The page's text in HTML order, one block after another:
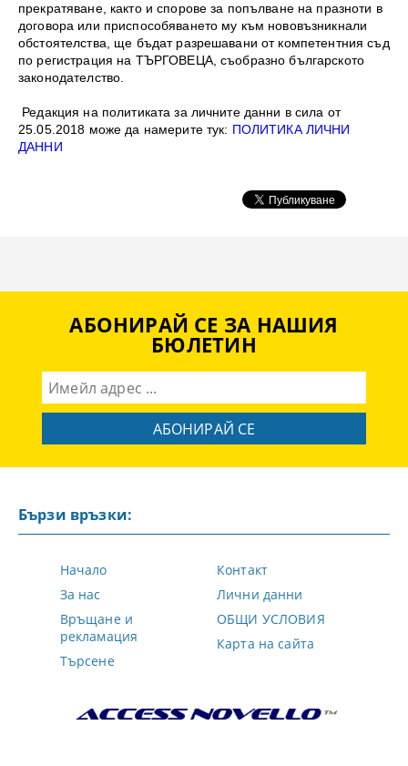
прекратяване, както и спорове за попълване на празноти в
договора или приспособяването му към нововъзникнали
обстоятелства, ще бъдат разрешавани от компетентния съд
по регистрация на ТЪРГОВЕЦА, съобразно българското
законодателство.
Редакция на политиката за личните данни в сила от
25.05.2018 може да намерите тук: ПОЛИТИКА ЛИЧНИ
ДАННИ
АБОНИРАЙ СЕ ЗА НАШИЯ
БЮЛЕТИН
Бързи връзки:
Начало
За нас
Връщане и
рекламация
Търсене
Контакт
Лични данни
ОБЩИ УСЛОВИЯ
Карта на сайта